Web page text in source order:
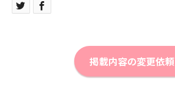
掲載内容の変更依頼